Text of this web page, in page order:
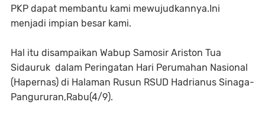
PKP dapat membantu kami mewujudkannya.Ini
menjadi impian besar kami.
Hal itu disampaikan Wabup Samosir Ariston Tua
Sidauruk dalam Peringatan Hari Perumahan Nasional
(Hapernas) di Halaman Rusun RSUD Hadrianus Sinaga-
Pangururan,Rabu(4/9).